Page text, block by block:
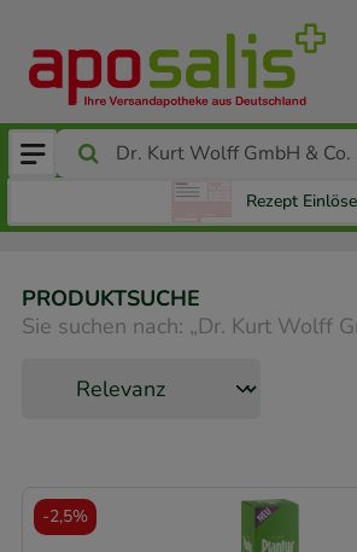
Rezept
PRODUKTSUCHE
Sie suchen nach: „Dr. Kurt Wolff
-2,5%